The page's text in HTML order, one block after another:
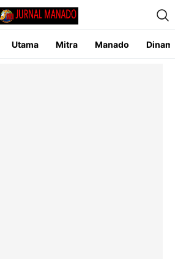
Utama Mitra Manado